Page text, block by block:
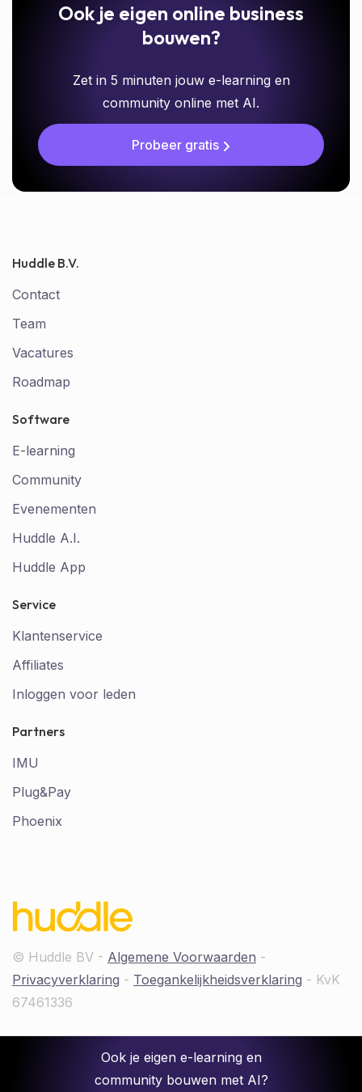
Ook je eigen online business
bouwen?
Zet in 5 minuten jouw e-learning en
community online met AI.
Probeer gratis
Huddle B.V.
Contact
Team
Vacatures
Roadmap
Software
E-learning
Community
Evenementen
Huddle A.I.
Huddle App
Service
Klantenservice
Affiliates
Inloggen voor leden
Partners
IMU
Plug&Pay
Phoenix
© Huddle BV - Algemene Voorwaarden -
Privacyverklaring - Toegankelijkheidsverklaring - KvK
67461336
Ook je eigen e-learning en
community bouwen met AI?